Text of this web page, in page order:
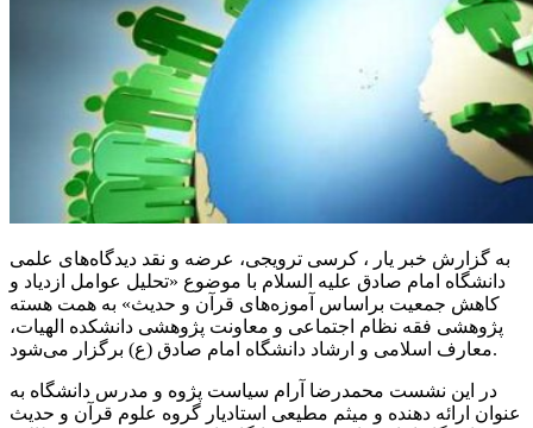
به گزارش خبر یار ، کرسی ترویجی، عرضه و نقد دیدگاه‌های علمی
دانشگاه امام صادق علیه السلام با موضوع «تحلیل عوامل ازدیاد و
کاهش جمعیت براساس آموزه‌های قرآن و حدیث» به همت هسته
پژوهشی فقه نظام اجتماعی و معاونت پژوهشی دانشکده الهیات،
معارف اسلامی و ارشاد دانشگاه امام صادق (ع) برگزار می‌شود.
در این نشست محمدرضا آرام سیاست پژوه و مدرس دانشگاه به
عنوان ارائه دهنده و میثم مطیعی استادیار گروه علوم قرآن و حدیث